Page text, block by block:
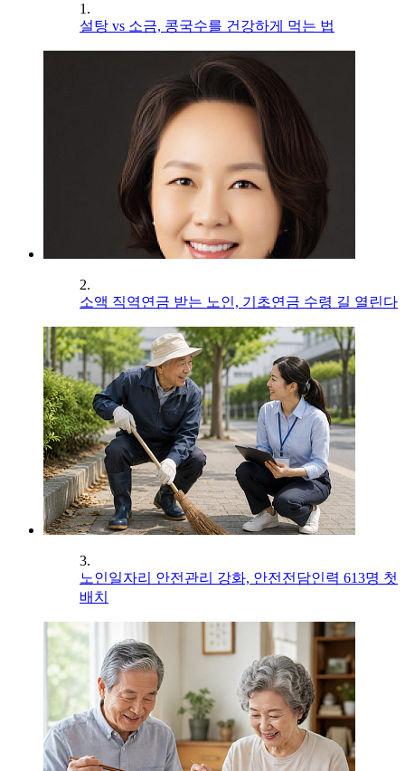
1.
설탕 vs 소금, 콩국수를 건강하게 먹는 법
2.
소액 직역연금 받는 노인, 기초연금 수령 길 열린다
3.
노인일자리 안전관리 강화, 안전전담인력 613명 첫
배치